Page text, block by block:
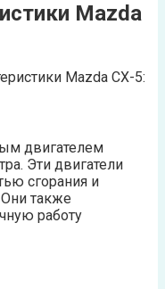
Mazda
Mazda CX-5:
двигателем
Эти двигатели
сгорания и
также
работу